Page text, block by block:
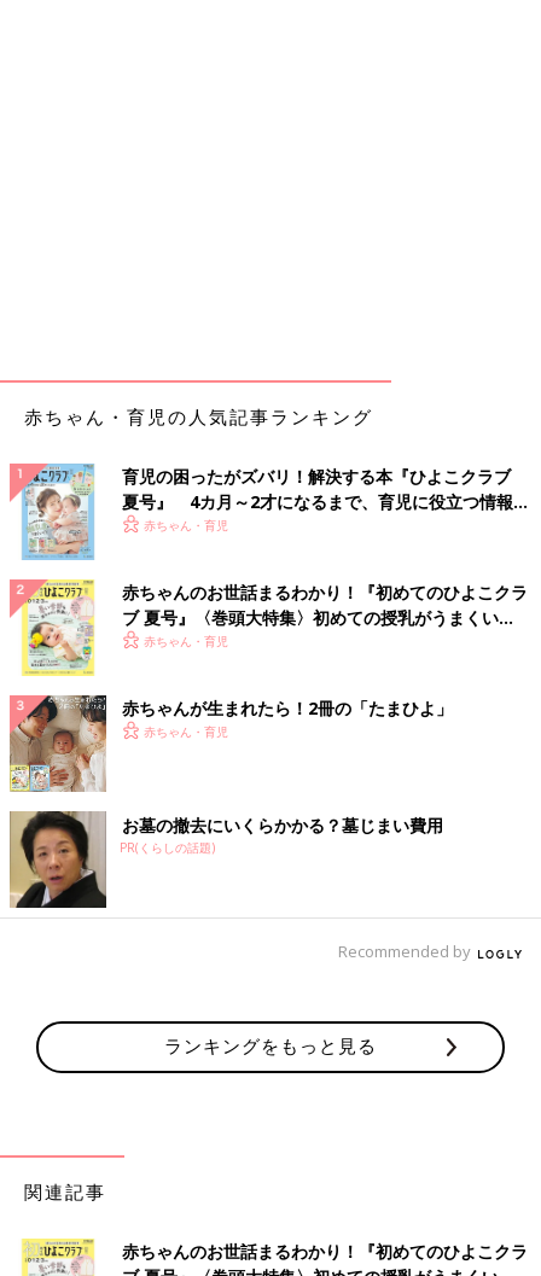
赤ちゃん・育児の人気記事ランキング
育児の困ったがズバリ！解決する本『ひよこクラブ
夏号』 4カ月～2才になるまで、育児に役立つ情報が
いっぱい！
赤ちゃん・育児
赤ちゃんのお世話まるわかり！『初めてのひよこクラ
ブ 夏号』〈巻頭大特集〉初めての授乳がうまくい
く！ おっぱい・ミルクの基本と夏のトラブル 解決テ
赤ちゃん・育児
赤ちゃんが生まれたら！2冊の「たまひよ」
赤ちゃん・育児
お墓の撤去にいくらかかる？墓じまい費用
PR(くらしの話題)
Recommended by
ランキングをもっと見る
関連記事
赤ちゃんのお世話まるわかり！『初めてのひよこクラ